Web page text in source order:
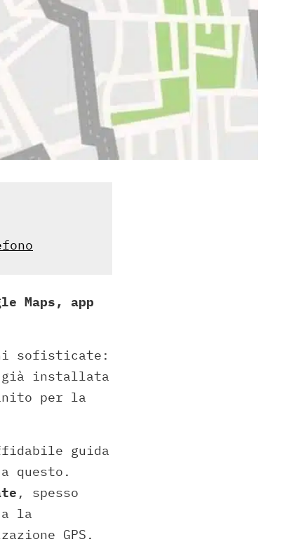
Maps, app
sofisticate:
già installata
per la
guida
questo.
, spesso
la
GPS.